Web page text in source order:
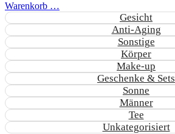
Warenkorb …
Gesicht
Anti-Aging
Sonstige
Körper
Make-up
Geschenke & Sets
Sonne
Männer
Tee
Unkategorisiert